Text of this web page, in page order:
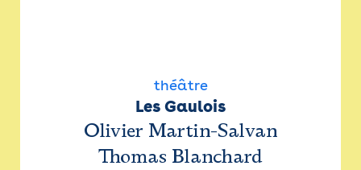
théâtre
Les Gaulois
Olivier Martin-Salvan
Thomas Blanchard